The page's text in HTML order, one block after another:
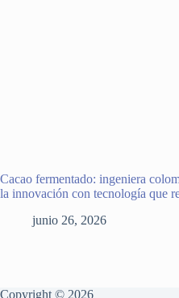
Cacao fermentado: ingeniera
la innovación con tecnología que
junio 26, 2026
Copyright © 2026